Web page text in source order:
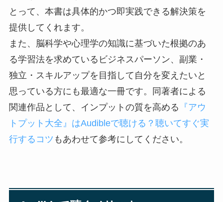
とって、本書は具体的かつ即実践できる解決策を
提供してくれます。
また、脳科学や心理学の知識に基づいた根拠のあ
る学習法を求めているビジネスパーソン、副業・
独立・スキルアップを目指して自分を変えたいと
思っている方にも最適な一冊です。同著者による
関連作品として、インプットの質を高める 『アウ
トプット大全』はAudibleで聴ける？聴いてすぐ実
行するコツ もあわせて参考にしてください。